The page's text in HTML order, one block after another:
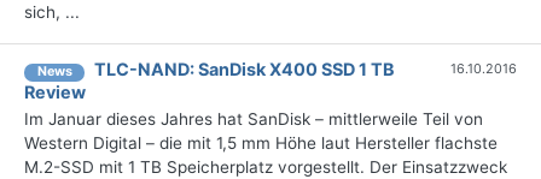
sich, ...
News
TLC-NAND: SanDisk X400 SSD 1 TB
Review
16.10.2016
Im Januar dieses Jahres hat SanDisk – mittlerweile Teil von
Western Digital – die mit 1,5 mm Höhe laut Hersteller flachste
M.2-SSD mit 1 TB Speicherplatz vorgestellt. Der Einsatzzweck